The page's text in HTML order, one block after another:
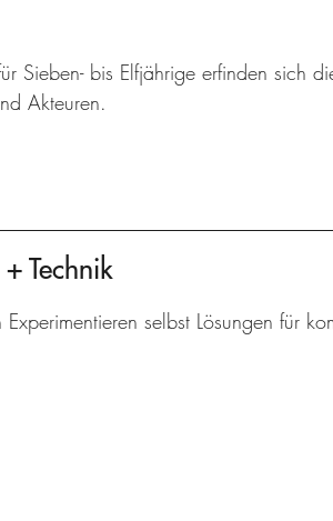
Sieben- bis Elfjährige erfinden sich
Akteuren.
Technik
selbst Lösungen für